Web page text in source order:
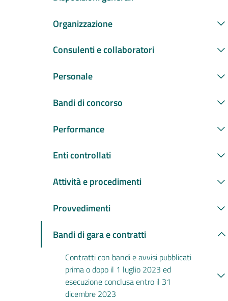
Organizzazione
Consulenti e collaboratori
Personale
Bandi di concorso
Performance
Enti controllati
Attività e procedimenti
Provvedimenti
Bandi di gara e contratti
Contratti con bandi e avvisi pubblicati
prima o dopo il 1 luglio 2023 ed
esecuzione conclusa entro il 31
dicembre 2023